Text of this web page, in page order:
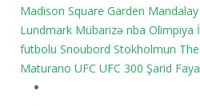
Madison Square Garden
Lundmark Mübarizə nba Olimpiya
futbolu Snoubord Stokholmun
Maturano UFC UFC 300 Şarid